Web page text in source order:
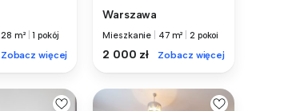
|28 m² |1 pokój
Zobacz więcej
Warszawa
Mieszkanie 47 m² 2 pokoi
2 000 zł Zobacz więcej